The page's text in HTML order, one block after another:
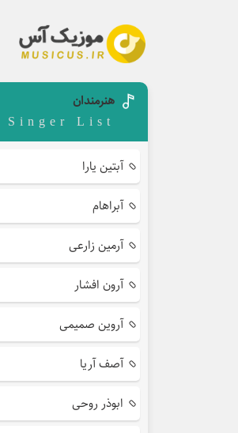
هنرمندان
Singer List
آبتین یارا
آبراهام
آرمین زارعی
آرون افشار
آروین صمیمی
آصف آریا
ابوذر روحی